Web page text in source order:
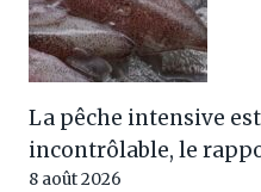
La pêche intensive
incontrôlable, le
8 août 2026